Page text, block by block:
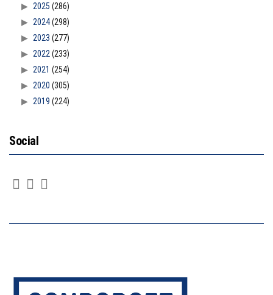
2025 (286)
2024(298)
2023 (277)
2022 (233)
2021 (254)
2020 (305)
2019 (224)
Social